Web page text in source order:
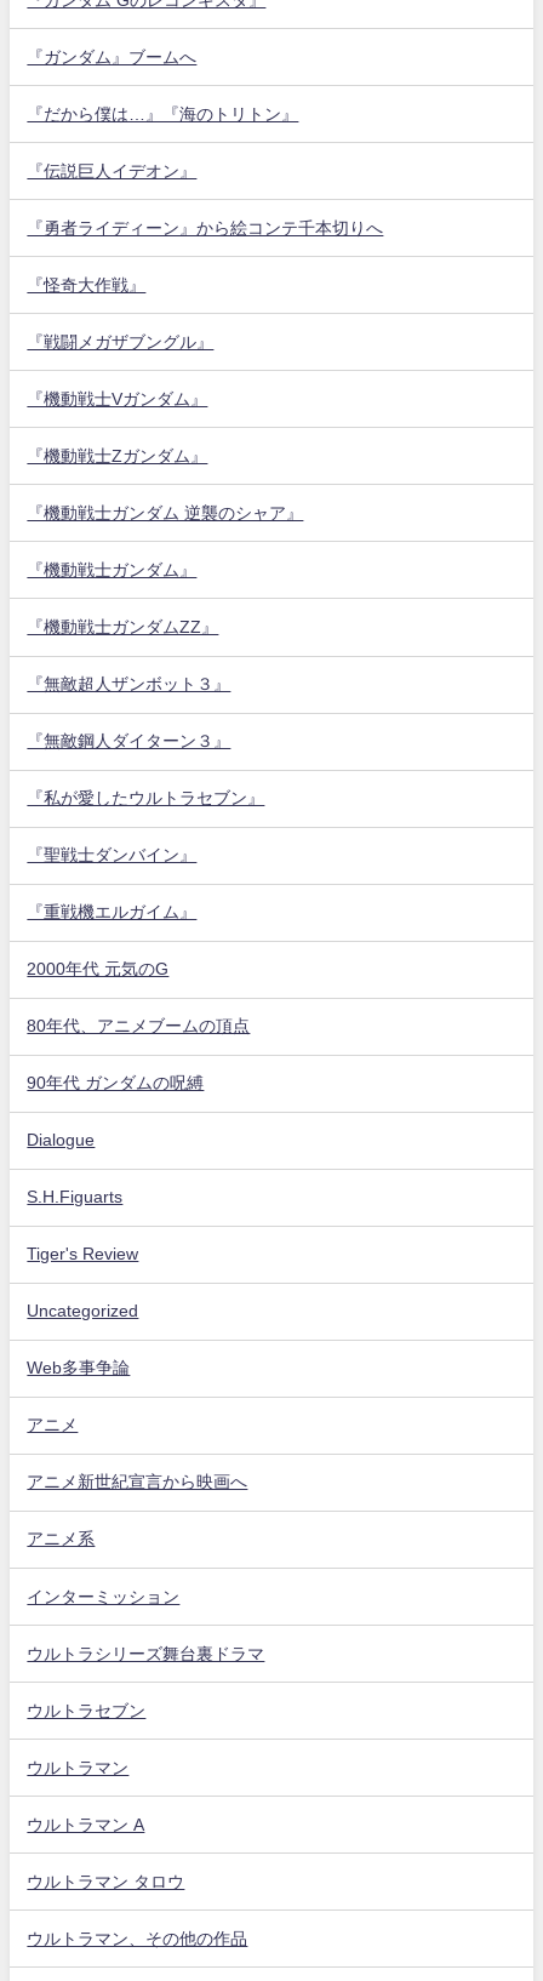
『ガンダム』ブームへ
『だから僕は…』『海のトリトン』
『伝説巨人イデオン』
『勇者ライディーン』から絵コンテ千本切りへ
『怪奇大作戦』
『戦闘メガザブングル』
『機動戦士Vガンダム』
『機動戦士Zガンダム』
『機動戦士ガンダム 逆襲のシャア』
『機動戦士ガンダム』
『機動戦士ガンダムZZ』
『無敵超人ザンボット３』
『無敵鋼人ダイターン３』
『私が愛したウルトラセブン』
『聖戦士ダンバイン』
『重戦機エルガイム』
2000年代 元気のG
80年代、アニメブームの頂点
90年代 ガンダムの呪縛
Dialogue
S.H.Figuarts
Tiger's Review
Uncategorized
Web多事争論
アニメ
アニメ新世紀宣言から映画へ
アニメ系
インターミッション
ウルトラシリーズ舞台裏ドラマ
ウルトラセブン
ウルトラマン
ウルトラマン A
ウルトラマン タロウ
ウルトラマン、その他の作品